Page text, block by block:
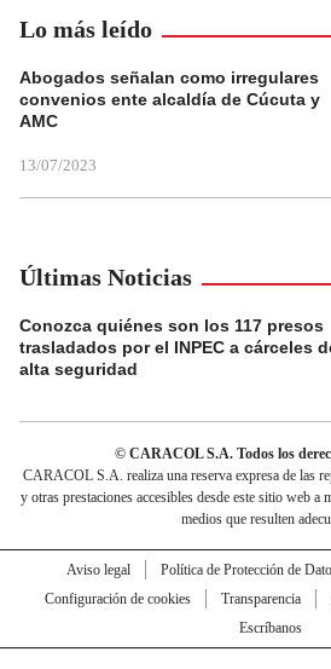
Lo más leído
Abogados señalan como irregulares
convenios ente alcaldía de Cúcuta y
AMC
13/07/2023
Últimas Noticias
Conozca quiénes son los 117 presos
trasladados por el INPEC a cárceles
alta seguridad
© CARACOL S.A. Todos los
CARACOL S.A. realiza una reserva expresa de las
y otras prestaciones accesibles desde este sitio web a
medios que resulten
Aviso legal Política de Protección de
Configuración de cookies
Transparencia
Escríbanos